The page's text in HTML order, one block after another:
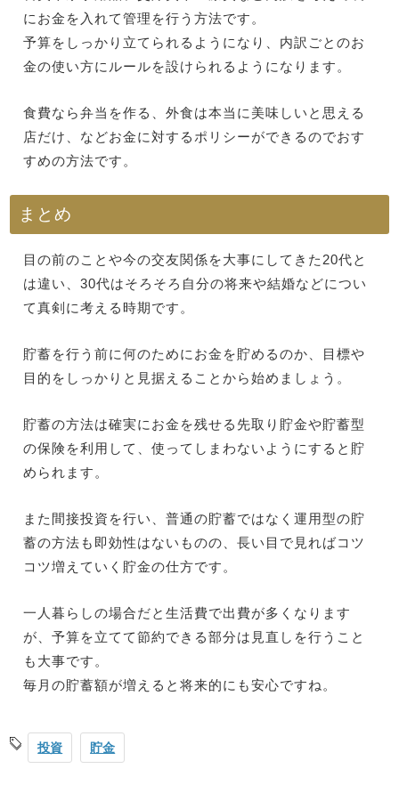
にお金を入れて管理を行う方法です。
予算をしっかり立てられるようになり、内訳ごとのお
金の使い方にルールを設けられるようになります。
食費なら弁当を作る、外食は本当に美味しいと思える
店だけ、などお金に対するポリシーができるのでおす
すめの方法です。
まとめ
目の前のことや今の交友関係を大事にしてきた20代と
は違い、30代はそろそろ自分の将来や結婚などについ
て真剣に考える時期です。
貯蓄を行う前に何のためにお金を貯めるのか、目標や
目的をしっかりと見据えることから始めましょう。
貯蓄の方法は確実にお金を残せる先取り貯金や貯蓄型
の保険を利用して、使ってしまわないようにすると貯
められます。
また間接投資を行い、普通の貯蓄ではなく運用型の貯
蓄の方法も即効性はないものの、長い目で見ればコツ
コツ増えていく貯金の仕方です。
一人暮らしの場合だと生活費で出費が多くなります
が、予算を立てて節約できる部分は見直しを行うこと
も大事です。
毎月の貯蓄額が増えると将来的にも安心ですね。
投資 貯金